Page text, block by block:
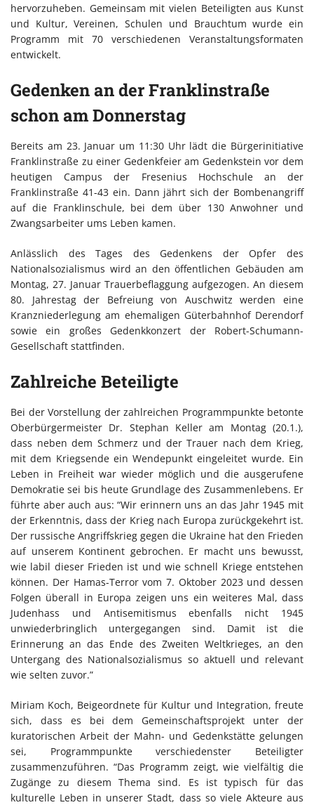
hervorzuheben. Gemeinsam mit vielen Beteiligten aus Kunst
und Kultur, Vereinen, Schulen und Brauchtum wurde ein
Programm mit 70 verschiedenen Veranstaltungsformaten
entwickelt.
Gedenken an der Franklinstraße
schon am Donnerstag
Bereits am 23. Januar um 11:30 Uhr lädt die Bürgerinitiative
Franklinstraße zu einer Gedenkfeier am Gedenkstein vor dem
heutigen Campus der Fresenius Hochschule an der
Franklinstraße 41-43 ein. Dann jährt sich der Bombenangriff
auf die Franklinschule, bei dem über 130 Anwohner und
Zwangsarbeiter ums Leben kamen.
Anlässlich des Tages des Gedenkens der Opfer des
Nationalsozialismus wird an den öffentlichen Gebäuden am
Montag, 27. Januar Trauerbeflaggung aufgezogen. An diesem
80. Jahrestag der Befreiung von Auschwitz werden eine
Kranzniederlegung am ehemaligen Güterbahnhof Derendorf
sowie ein großes Gedenkkonzert der Robert-Schumann-
Gesellschaft stattfinden.
Zahlreiche Beteiligte
Bei der Vorstellung der zahlreichen Programmpunkte betonte
Oberbürgermeister Dr. Stephan Keller am Montag (20.1.),
dass neben dem Schmerz und der Trauer nach dem Krieg,
mit dem Kriegsende ein Wendepunkt eingeleitet wurde. Ein
Leben in Freiheit war wieder möglich und die ausgerufene
Demokratie sei bis heute Grundlage des Zusammenlebens. Er
führte aber auch aus: “Wir erinnern uns an das Jahr 1945 mit
der Erkenntnis, dass der Krieg nach Europa zurückgekehrt ist.
Der russische Angriffskrieg gegen die Ukraine hat den Frieden
auf unserem Kontinent gebrochen. Er macht uns bewusst,
wie labil dieser Frieden ist und wie schnell Kriege entstehen
können. Der Hamas-Terror vom 7. Oktober 2023 und dessen
Folgen überall in Europa zeigen uns ein weiteres Mal, dass
Judenhass und Antisemitismus ebenfalls nicht 1945
unwiederbringlich untergegangen sind. Damit ist die
Erinnerung an das Ende des Zweiten Weltkrieges, an den
Untergang des Nationalsozialismus so aktuell und relevant
wie selten zuvor.”
Miriam Koch, Beigeordnete für Kultur und Integration, freute
sich, dass es bei dem Gemeinschaftsprojekt unter der
kuratorischen Arbeit der Mahn- und Gedenkstätte gelungen
sei, Programmpunkte verschiedenster Beteiligter
zusammenzuführen. “Das Programm zeigt, wie vielfältig die
Zugänge zu diesem Thema sind. Es ist typisch für das
kulturelle Leben in unserer Stadt, dass so viele Akteure aus